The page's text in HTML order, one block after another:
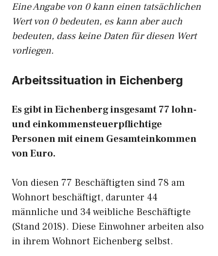
Eine Angabe von 0 kann einen tatsächlichen
Wert von 0 bedeuten, es kann aber auch
bedeuten, dass keine Daten für diesen Wert
vorliegen.
Arbeitssituation in Eichenberg
Es gibt in Eichenberg insgesamt 77 lohn-
und einkommensteuerpflichtige
Personen mit einem Gesamteinkommen
von Euro.
Von diesen 77 Beschäftigten sind 78 am
Wohnort beschäftigt, darunter 44
männliche und 34 weibliche Beschäftigte
(Stand 2018). Diese Einwohner arbeiten also
in ihrem Wohnort Eichenberg selbst.